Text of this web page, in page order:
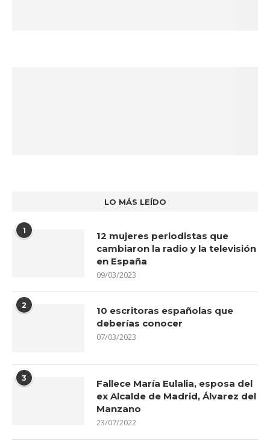
LO MÁS LEÍDO
1
12 mujeres periodistas que
cambiaron la radio y la televisión
en España
09/03/2023
2
10 escritoras españolas que
deberías conocer
07/03/2023
3
Fallece María Eulalia, esposa del
ex Alcalde de Madrid, Álvarez del
Manzano
23/07/2022